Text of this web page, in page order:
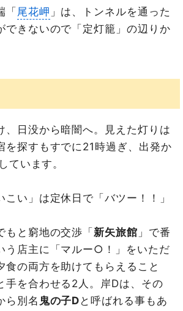
「 尾花岬 」は、トンネルを通った
できないので「定灯籠」の辺りか
、日没から暗闇へ。見えた灯りは
を探すもすでに21時過ぎ、出発か
ています。
い」は定休日で「バツー！！」
もと窮地の交渉「新矢旅館 」で番
う店主に「マルー○！」をいただ
食の両方を助けてもらえること
手を合わせる2人。岸Dは、その
ら別名 鬼の子D と呼ばれる事もあ